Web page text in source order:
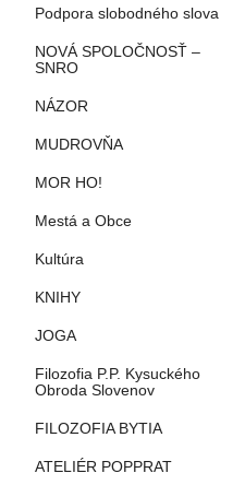
Podpora slobodného slova
NOVÁ SPOLOČNOSŤ –
SNRO
NÁZOR
MUDROVŇA
MOR HO!
Mestá a Obce
Kultúra
KNIHY
JOGA
Filozofia P.P. Kysuckého
Obroda Slovenov
FILOZOFIA BYTIA
ATELIÉR POPPRAT